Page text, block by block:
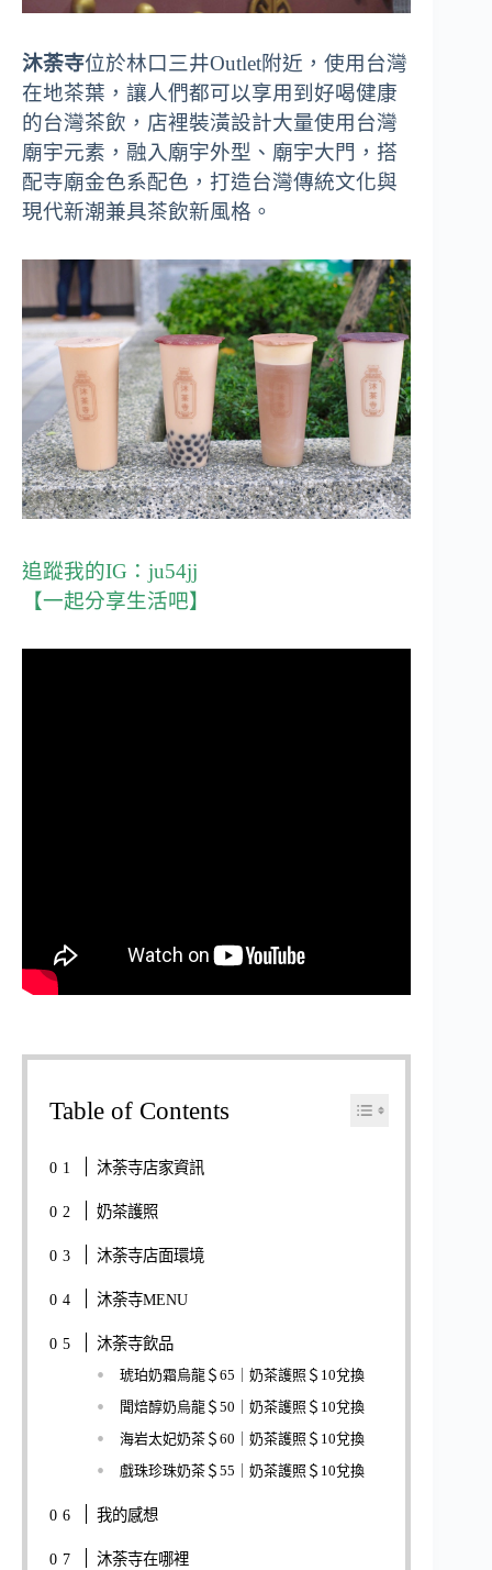
沐荼寺位於林口三井Outlet附近，使用台灣
在地茶葉，讓人們都可以享用到好喝健康
的台灣茶飲，店裡裝潢設計大量使用台灣
廟宇元素，融入廟宇外型、廟宇大門，搭
配寺廟金色系配色，打造台灣傳統文化與
現代新潮兼具茶飲新風格。
追蹤我的IG： ju54jj
【一起分享生活吧】
Table of Contents
沐荼寺店家資訊
奶茶護照
沐荼寺店面環境
沐荼寺MENU
沐荼寺飲品
琥珀奶霜烏龍＄65｜奶茶護照＄10兌換
聞焙醇奶烏龍＄50｜奶茶護照＄10兌換
海岩太妃奶茶＄60｜奶茶護照＄10兌換
戲珠珍珠奶茶＄55｜奶茶護照＄10兌換
我的感想
沐荼寺在哪裡